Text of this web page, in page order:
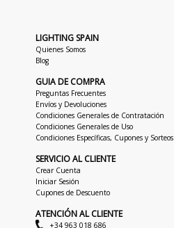
LIGHTING SPAIN
Quienes Somos
Blog
GUIA DE COMPRA
Preguntas Frecuentes
Envíos y Devoluciones
Condiciones Generales de Contratación
Condiciones Generales de Uso
Condiciones Específicas, Cupones y Sorteos
SERVICIO AL CLIENTE
Crear Cuenta
Iniciar Sesión
Cupones de Descuento
ATENCIÓN AL CLIENTE
+34 963 018 686